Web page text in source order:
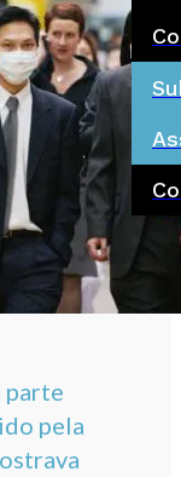
parte
pela